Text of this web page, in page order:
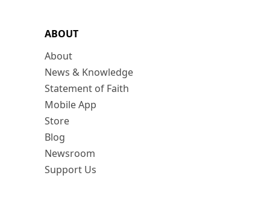
ABOUT
About
News & Knowledge
Statement of Faith
Mobile App
Store
Blog
Newsroom
Support Us